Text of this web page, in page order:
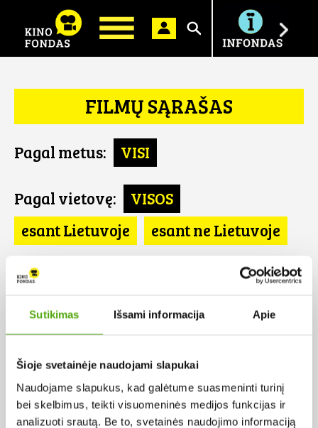
Sutikimas Išsami informacija Apie
Šioje svetainėje naudojami slapukai
Naudojame slapukus, kad galėtume suasmeninti turinį
bei skelbimus, teikti visuomeninės medijos funkcijas ir
analizuoti srautą. Be to, svetainės naudojimo informaciją
Ieškoti
FILMŲ SĄRAŠAS
Pagal metus: VISI
Pagal vietovę:
VISOS
esant Lietuvoje
esant ne Lietuvoje
Pagal šalį:
Islandija
Pagal abėcėlę:
Rezultatų nerasta...